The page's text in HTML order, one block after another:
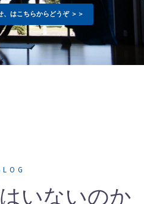
、はこちらからどうぞ ＞＞
いないのか